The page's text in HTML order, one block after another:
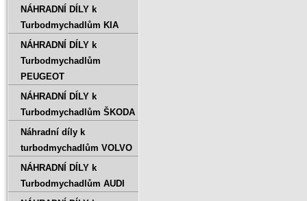
NÁHRADNÍ DÍLY k
Turbodmychadlům KIA
NÁHRADNÍ DÍLY k
Turbodmychadlům
PEUGEOT
NÁHRADNÍ DÍLY k
Turbodmychadlům ŠKODA
Náhradní díly k
turbodmychadlům VOLVO
NÁHRADNÍ DÍLY k
Turbodmychadlům AUDI